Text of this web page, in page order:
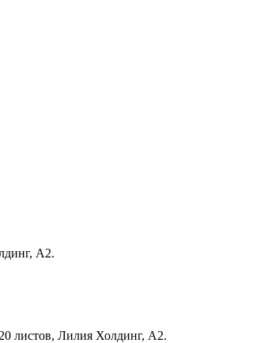
А2.
листов, Лилия Холдинг, А2.